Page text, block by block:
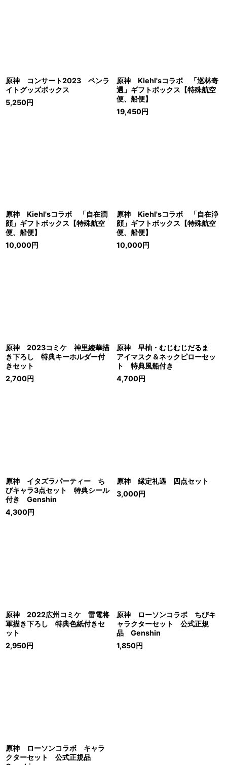
原神 コンサート2023 ペンラ
イトグッズボックス
5,250円
原神 Kiehl'sコラボ 「巡林奇
遇」ギフトボックス【特殊航空
便、船便】
19,450円
原神 Kiehl'sコラボ 「自在潤
顔」ギフトボックス【特殊航空
便、船便】
10,000円
原神 Kiehl'sコラボ 「自在浄
顔」ギフトボックス【特殊航空
便、船便】
10,000円
原神 2023コミケ 神里綾華描
き下ろし 特典キーホルダー付
きセット
2,700円
原神 早柚・むじむじだるま
アイマスク＆ネックピローセッ
ト 特典風船付き
4,700円
原神 イタズラパーティー ち
びキャラ3点セット 特典シール
付き Genshin
4,300円
原神 縁定礼遇 四点セット
3,000円
原神 2022広州コミケ 雷電将
軍描き下ろし 特典色紙付きセ
ット
2,950円
原神 ローソンコラボ ちびキ
ャラクターセット 公式正規
品 Genshin
1,850円
原神 ローソンコラボ キャラ
クターセット 公式正規品